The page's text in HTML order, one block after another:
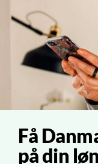
Få
på din